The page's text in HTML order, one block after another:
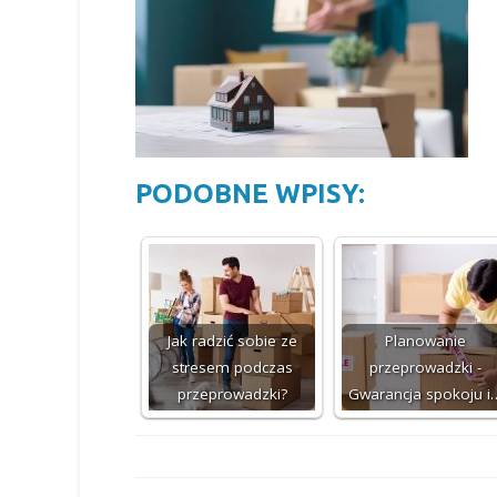
PODOBNE WPISY:
Jak radzić sobie ze
stresem podczas
przeprowadzki?
Planowanie
przeprowadzki -
Gwarancja spokoju